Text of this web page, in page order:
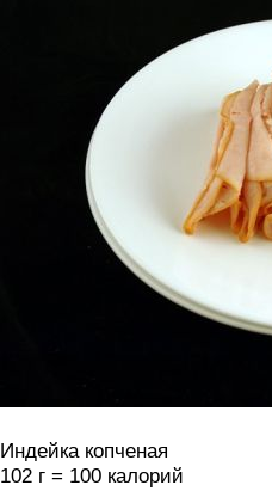
Индейка копченая
102 г = 100 калорий